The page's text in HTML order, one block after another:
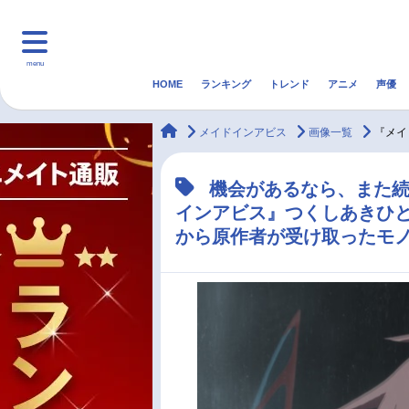
menu
マンガ・ラノベ ゲーム・アプリ 音楽
最新記事一覧
HOME ランキング トレンド アニメ 声優
animateTimes
メイドインアビス 画像一覧 『メ
機会があるなら、また
インアビス』つくしあきひ
から原作者が受け取ったモ